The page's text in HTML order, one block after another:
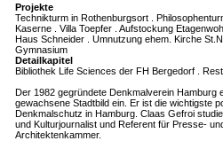
Projekte
Technikturm in Rothenburgsort .
Kaserne . Villa Toepfer . Aufstockung
Haus Schneider . Umnutzung ehem. Kirche
Gymnasium
Detailkapitel
Bibliothek Life Sciences der FH Bergedorf .
Der 1982 gegründete Denkmalverein Hamburg
gewachsene Stadtbild ein. Er ist die wichtigste
Denk­malschutz in Hamburg. Claas Gefroi
und Kultur­journalist und Referent für Presse-
Architektenkammer.